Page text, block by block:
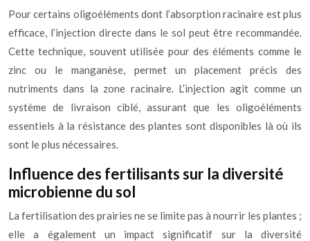
Pour certains oligoéléments dont l’absorption racinaire est plus
efficace, l’injection directe dans le sol peut être recommandée.
Cette technique, souvent utilisée pour des éléments comme le
zinc ou le manganèse, permet un placement précis des
nutriments dans la zone racinaire. L’injection agit comme un
système de livraison ciblé, assurant que les oligoéléments
essentiels à la résistance des plantes sont disponibles là où ils
sont le plus nécessaires.
Influence des fertilisants sur la diversité
microbienne du sol
La fertilisation des prairies ne se limite pas à nourrir les plantes ;
elle a également un impact significatif sur la diversité